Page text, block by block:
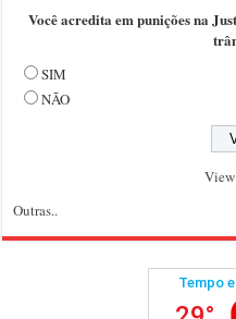
Você acredita em punições na
SIM
NÃO
Outras..